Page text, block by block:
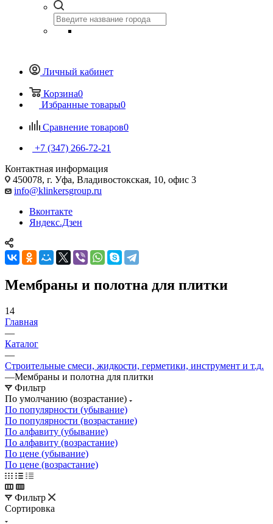
Личный кабинет
Корзина0
Избранные товары0
Сравнение товаров0
+7 (347) 266-72-21
Контактная информация
450078, г. Уфа, Владивостокская, 10, офис 3
info@klinkersgroup.ru
Вконтакте
Яндекс.Дзен
Мембраны и полотна для плитки
14
Главная
—
Каталог
—
Строительные смеси, жидкости, герметики, инструмент и т.д.
—Мембраны и полотна для плитки
Фильтр
По умолчанию (возрастание)
По популярности (убывание)
По популярности (возрастание)
По алфавиту (убывание)
По алфавиту (возрастание)
По цене (убывание)
По цене (возрастание)
Фильтр
Сортировка